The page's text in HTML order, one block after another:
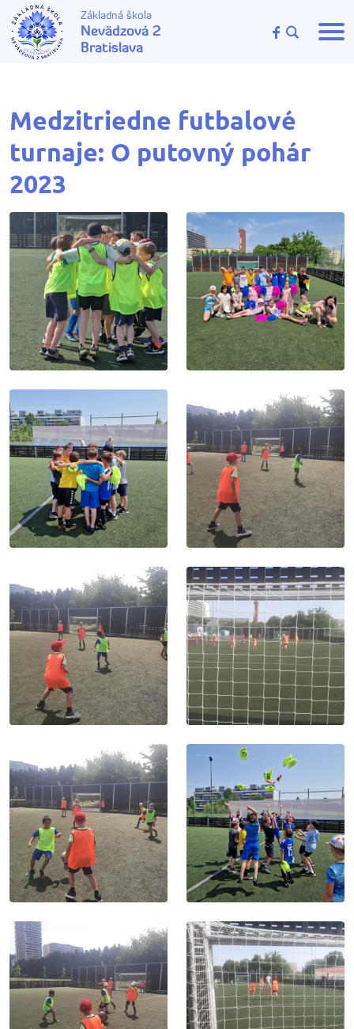
Základná škola
Nevädzová 2
Bratislava
Medzitriedne futbalové
turnaje: O putovný pohár
2023